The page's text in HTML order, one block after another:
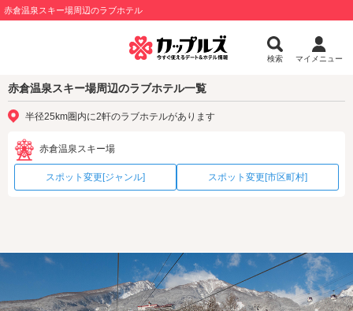
赤倉温泉スキー場周辺のラブホテル
検索 マイメニュー
赤倉温泉スキー場周辺のラブホテル一覧
半径25km圏内に2軒のラブホテルがあります
赤倉温泉スキー場
スポット変更[ジャンル] スポット変更[市区町村]